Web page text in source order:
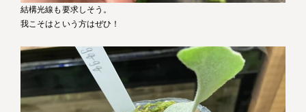
結構光線も要求しそう。
我こそはという方はぜひ！